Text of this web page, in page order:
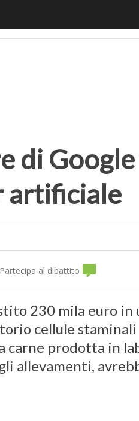
di
artificiale
Partecipa al dibattito
230 mila euro
cellule
carne prodotta in
allevamenti,